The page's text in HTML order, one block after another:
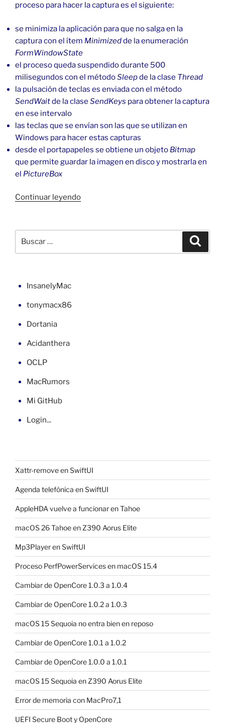
proceso para hacer la captura es el siguiente:
se minimiza la aplicación para que no salga en la
captura con el ítem Minimizedde la enumeración
FormWindowState
el proceso queda suspendido durante 500
milisegundos con el métodoSleepde la clase Thread
la pulsación de teclas es enviada con el método
SendWaitde la clase SendKeys para obtener la captura
en ese intervalo
las teclas que se envían son las que se utilizan en
Windows para hacer estas capturas
desde el portapapeles se obtiene un objeto Bitmap
que permite guardar la imagen en disco y mostrarla en
el PictureBox
Continuar leyendo«Captura
o
por:
InsanelyMac
tonymacx86
Dortania
Acidanthera
OCLP
MacRumors
Mi GitHub
Login...
Xattr-remove en SwiftUI
Agenda telefónica en SwiftUI
AppleHDA vuelve a funcionar en Tahoe
macOS 26 Tahoe en Z390 Aorus Elite
Mp3Player en SwiftUI
Proceso PerfPowerServices en macOS 15.4
Cambiar de OpenCore 1.0.3 a 1.0.4
Cambiar de OpenCore 1.0.2 a 1.0.3
macOS 15 Sequoia no entra bien en reposo
Cambiar de OpenCore 1.0.1 a 1.0.2
Cambiar de OpenCore 1.0.0 a 1.0.1
macOS 15 Sequoia en Z390 Aorus Elite
Error de memoria con MacPro7,1
UEFI Secure Boot y OpenCore